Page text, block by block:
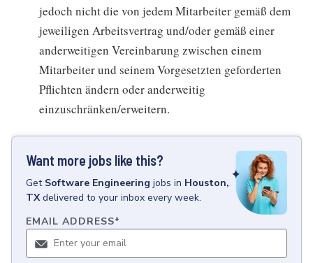
jedoch nicht die von jedem Mitarbeiter gemäß dem
jeweiligen Arbeitsvertrag und/oder gemäß einer
anderweitigen Vereinbarung zwischen einem
Mitarbeiter und seinem Vorgesetzten geforderten
Pflichten ändern oder anderweitig
einzuschränken/erweitern.
Want more jobs like this?
Get Software Engineering jobs in Houston,
TX delivered to your inbox every week.
EMAIL ADDRESS*